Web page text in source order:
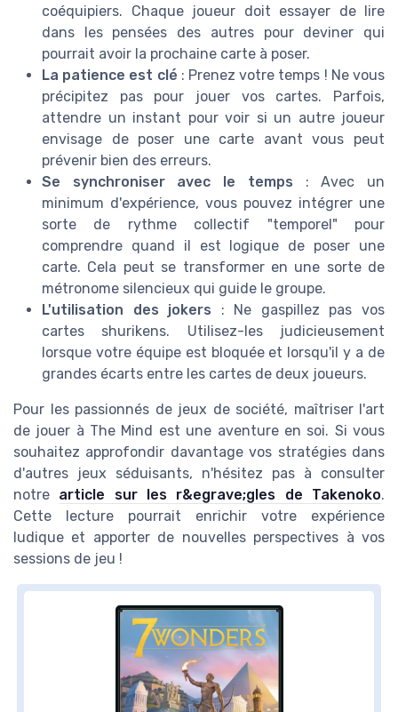
coéquipiers. Chaque joueur doit essayer de lire
dans les pensées des autres pour deviner qui
pourrait avoir la prochaine carte à poser.
La patience est clé : Prenez votre temps ! Ne vous
précipitez pas pour jouer vos cartes. Parfois,
attendre un instant pour voir si un autre joueur
envisage de poser une carte avant vous peut
prévenir bien des erreurs.
Se synchroniser avec le temps : Avec un
minimum d'expérience, vous pouvez intégrer une
sorte de rythme collectif "temporel" pour
comprendre quand il est logique de poser une
carte. Cela peut se transformer en une sorte de
métronome silencieux qui guide le groupe.
L'utilisation des jokers : Ne gaspillez pas vos
cartes shurikens. Utilisez-les judicieusement
lorsque votre équipe est bloquée et lorsqu'il y a de
grandes écarts entre les cartes de deux joueurs.
Pour les passionnés de jeux de société, maîtriser l'art
de jouer à The Mind est une aventure en soi. Si vous
souhaitez approfondir davantage vos stratégies dans
d'autres jeux séduisants, n'hésitez pas à consulter
notre article sur les r&egrave;gles de Takenoko.
Cette lecture pourrait enrichir votre expérience
ludique et apporter de nouvelles perspectives à vos
sessions de jeu !